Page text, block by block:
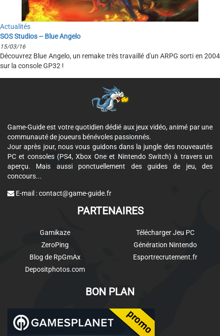
Actualités
SOS Studios – Blue Angelo
15/03/16
Découvrez Blue Angelo, un remake très travaillé d'un ARPG sorti en 2004
sur la console GP32 !
Game-Guide est votre quotidien dédié aux jeux vidéo, animé par une
communauté de joueurs bénévoles passionnés.
Jour après jour, nous vous guidons dans la jungle des nouveautés
PC et consoles (PS4, Xbox One et Nintendo Switch) à travers un
aperçu. Mais aussi ponctuellement des guides de jeu, des
concours...
E-mail :contact@game-guide.fr
PARTENAIRES
Gamikaze
ZeroPing
Blog de RpGmAx
Depositphotos.com
Télécharger Jeu PC
Génération Nintendo
Esportrecrutement.fr
BON PLAN